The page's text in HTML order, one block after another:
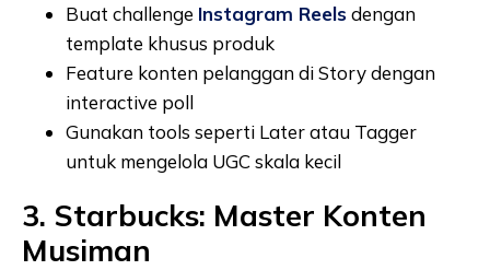
Buat challenge Instagram Reelsdengan
template khusus produk
Feature konten pelanggan di Story dengan
interactive poll
Gunakan tools seperti Later atau Tagger
untuk mengelola UGC skala kecil
3. Starbucks: Master Konten
Musiman